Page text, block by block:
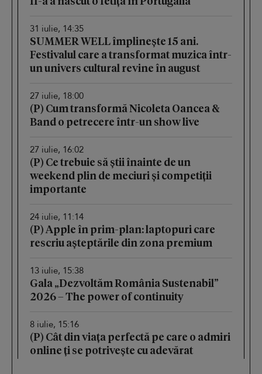
31 iulie, 14:35
SUMMER WELL împlinește 15 ani.
Festivalul care a transformat muzica într-
un univers cultural revine în august
27 iulie, 18:00
(P) Cum transformă Nicoleta Oancea &
Band o petrecere într-un show live
27 iulie, 16:02
(P) Ce trebuie să știi înainte de un
weekend plin de meciuri și competiții
importante
24 iulie, 11:14
(P) Apple în prim-plan: laptopuri care
rescriu așteptările din zona premium
13 iulie, 15:38
Gala „Dezvoltăm România Sustenabil”
2026 – The power of continuity
8 iulie, 15:16
(P) Cât din viața perfectă pe care o admiri
online ți se potrivește cu adevărat